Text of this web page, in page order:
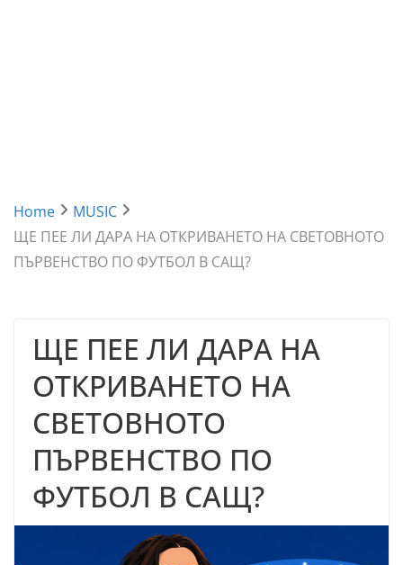
Home
MUSIC
ЩЕ ПЕЕ ЛИ ДАРА НА ОТКРИВАНЕТО НА СВЕТОВНОТО
ПЪРВЕНСТВО ПО ФУТБОЛ В САЩ?
ЩЕ ПЕЕ ЛИ ДАРА НА
ОТКРИВАНЕТО НА
СВЕТОВНОТО
ПЪРВЕНСТВО ПО
ФУТБОЛ В САЩ?